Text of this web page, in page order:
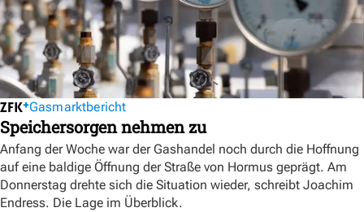
Gasmarktbericht
Speichersorgen nehmen zu
Anfang der Woche war der Gashandel noch durch die Hoffnung
auf eine baldige Öffnung der Straße von Hormus geprägt. Am
Donnerstag drehte sich die Situation wieder, schreibt Joachim
Endress. Die Lage im Überblick.